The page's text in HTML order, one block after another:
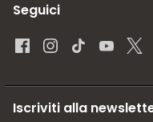
Seguici
Iscriviti alla